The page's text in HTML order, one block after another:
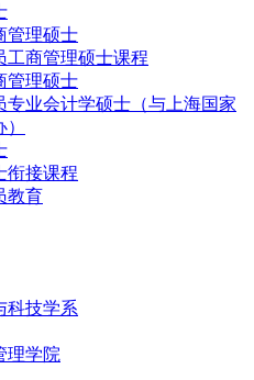
管理硕士
工商管理硕士课程
管理硕士
专业会计学硕士（与上海国家
衔接课程
教育
科技学系
理学院